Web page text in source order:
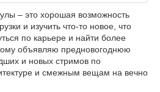
– это хорошая возможность
и изучить что-то новое, что
по карьере и найти более
объявляю предновогоднюю
и новых стримов по
и смежным вещам на вечно